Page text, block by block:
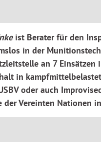
ist Berater für den
in der
an 7
in
oder auch
Vereinten Nationen